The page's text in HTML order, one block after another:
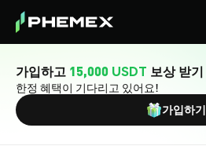
가입하고 15,000 USDT 보상 받기
한정 혜택이 기다리고 있어요!
가입하기